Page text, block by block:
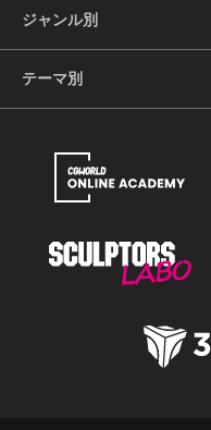
ジャンル別
テーマ別